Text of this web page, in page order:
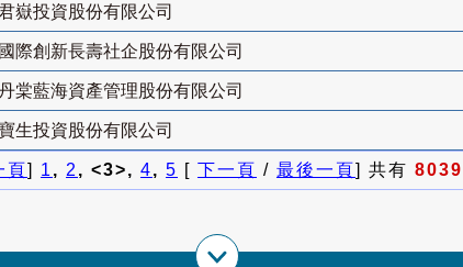
嶽投資股份有限公司
國際創新長壽社企股份有限公司
棠藍海資產管理股份有限公司
生投資股份有限公司
頁] 1, 2, <3>, 4, 5 [ 下一頁 / 最後一頁] 共有 8039